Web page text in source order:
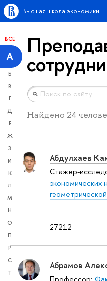
Высшая школа экономики
ВСЕ
А
Б
В
Г
Д
Е
Ж
З
И
К
Л
М
Н
О
П
Р
С
Т
Найдено 24
27212
Абдулхаев
Стажер-
экономических
Абрамов
Профессор: